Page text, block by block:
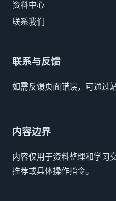
资料中心
联系我们
联系与反馈
如需反馈页面错误，可通过
内容边界
内容仅用于资料整理和学习
推荐或具体操作指令。